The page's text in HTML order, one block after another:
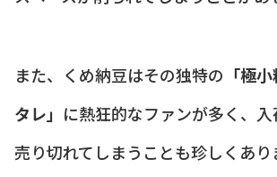
また、くめ納豆はその独特の 「極小
タレ」 に熱狂的なファンが多く、
売り切れてしまうことも珍しくあり